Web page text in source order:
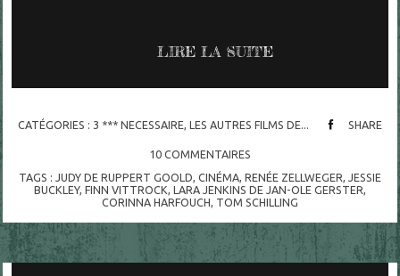
LIRE LA SUITE
CATÉGORIES : 3 *** NECESSAIRE, LES AUTRES FILMS DE... SHARE
10 COMMENTAIRES
TAGS : JUDY DE RUPPERT GOOLD, CINÉMA, RENÉE ZELLWEGER, JESSIE
BUCKLEY, FINN VITTROCK, LARA JENKINS DE JAN-OLE GERSTER,
CORINNA HARFOUCH, TOM SCHILLING